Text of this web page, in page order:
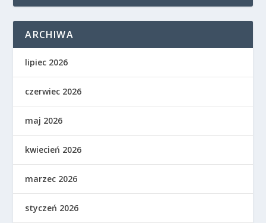
ARCHIWA
lipiec 2026
czerwiec 2026
maj 2026
kwiecień 2026
marzec 2026
styczeń 2026